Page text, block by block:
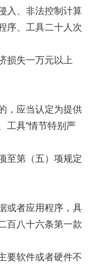
入、非法控制计算
序、工具二十人次
损失一万元以上
，应当认定为提供
工具“情节特别严
至第（五）项规定
或者应用程序，具
百八十六条第一款
要软件或者硬件不